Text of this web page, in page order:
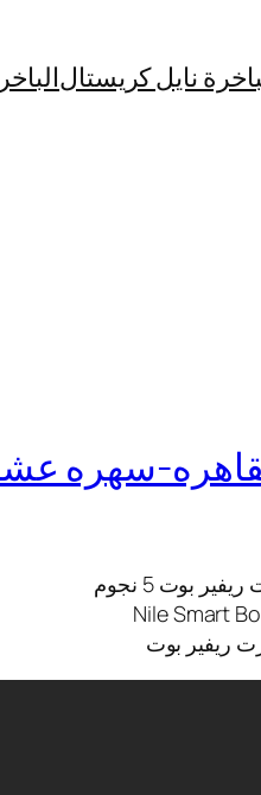
نايل كريستال
سهره
بوت 5 نجوم
Nile Smart
ريفير بوت